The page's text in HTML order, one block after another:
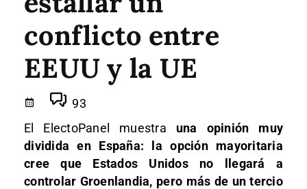
conflicto entre
EEUU y la UE
93
El ElectoPanel muestra una opinión muy
dividida en España: la opción mayoritaria
cree que Estados Unidos no llegará a
controlar Groenlandia, pero más de un tercio